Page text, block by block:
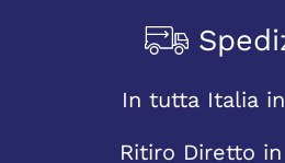
In tutta Italia in
Ritiro Diretto in